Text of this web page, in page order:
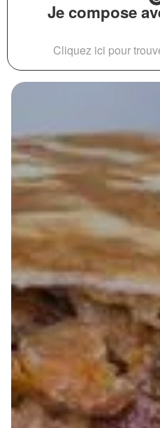
Je compose
Cliquez ici pour